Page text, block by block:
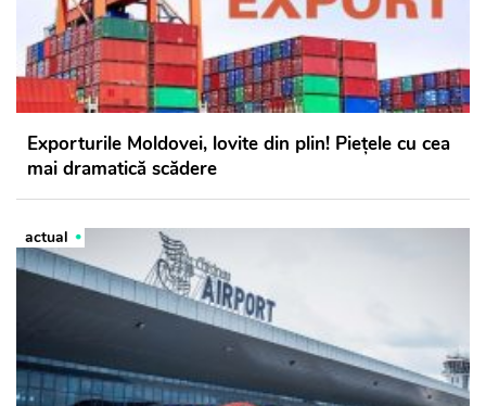
Exporturile Moldovei, lovite din plin! Piețele cu cea
mai dramatică scădere
actual